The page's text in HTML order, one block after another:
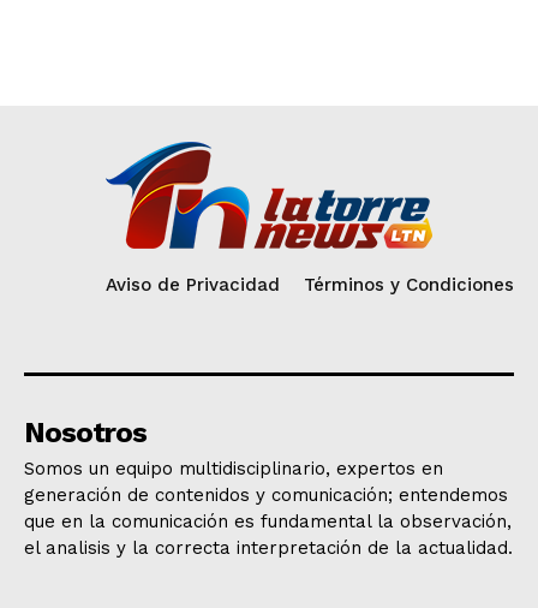
Aviso de Privacidad Términos y Condiciones
Nosotros
Somos un equipo multidisciplinario, expertos en
generación de contenidos y comunicación; entendemos
que en la comunicación es fundamental la observación,
el analisis y la correcta interpretación de la actualidad.